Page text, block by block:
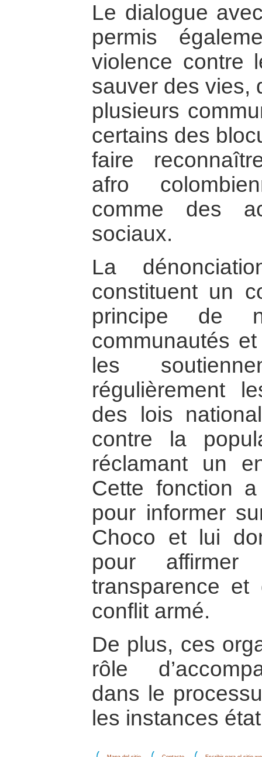
Le dialogue
permis
violence contre
sauver des vies,
plusieurs
certains des
faire
afro
comme des
sociaux.
La
constituent un
principe de
communautés
les
régulièrement
des lois
contre la
réclamant un
Cette fonction
pour informer
Choco et lui
pour
transparence et
conflit armé.
De plus, ces
rôle
dans le
les instances